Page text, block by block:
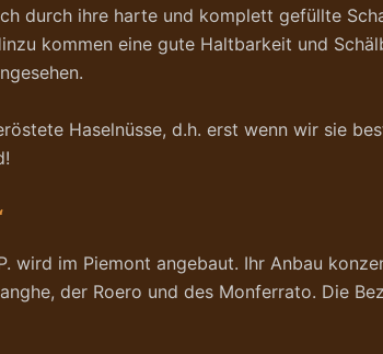
durch ihre harte und komplett gefüllte
kommen eine gute Haltbarkeit und
Haselnüsse, d.h. erst wenn wir sie
wird im Piemont angebaut. Ihr Anbau
der Roero und des Monferrato. Die